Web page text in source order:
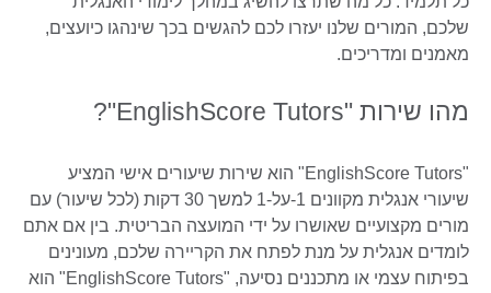
שלכם, המורים שלנו יעזרו לכם להגשים בכך שינהגו כיועצים,
מאמנים ומדריכים.
מהו שירות "EnglishScore Tutors"?
"EnglishScore Tutors" הוא שירות שיעורים אישי המציע
שיעורי אנגלית מקוונים 1-על-1 למשך 30 דקות (לכל שיעור) עם
מורים מקצועיים שאושרו על ידי המועצה הבריטית. בין אם אתם
לומדים אנגלית על מנת לפתח את הקריירה שלכם, מעונינים
בפיתוח עצמי או מתכננים נסיעה, "EnglishScore Tutors" הוא